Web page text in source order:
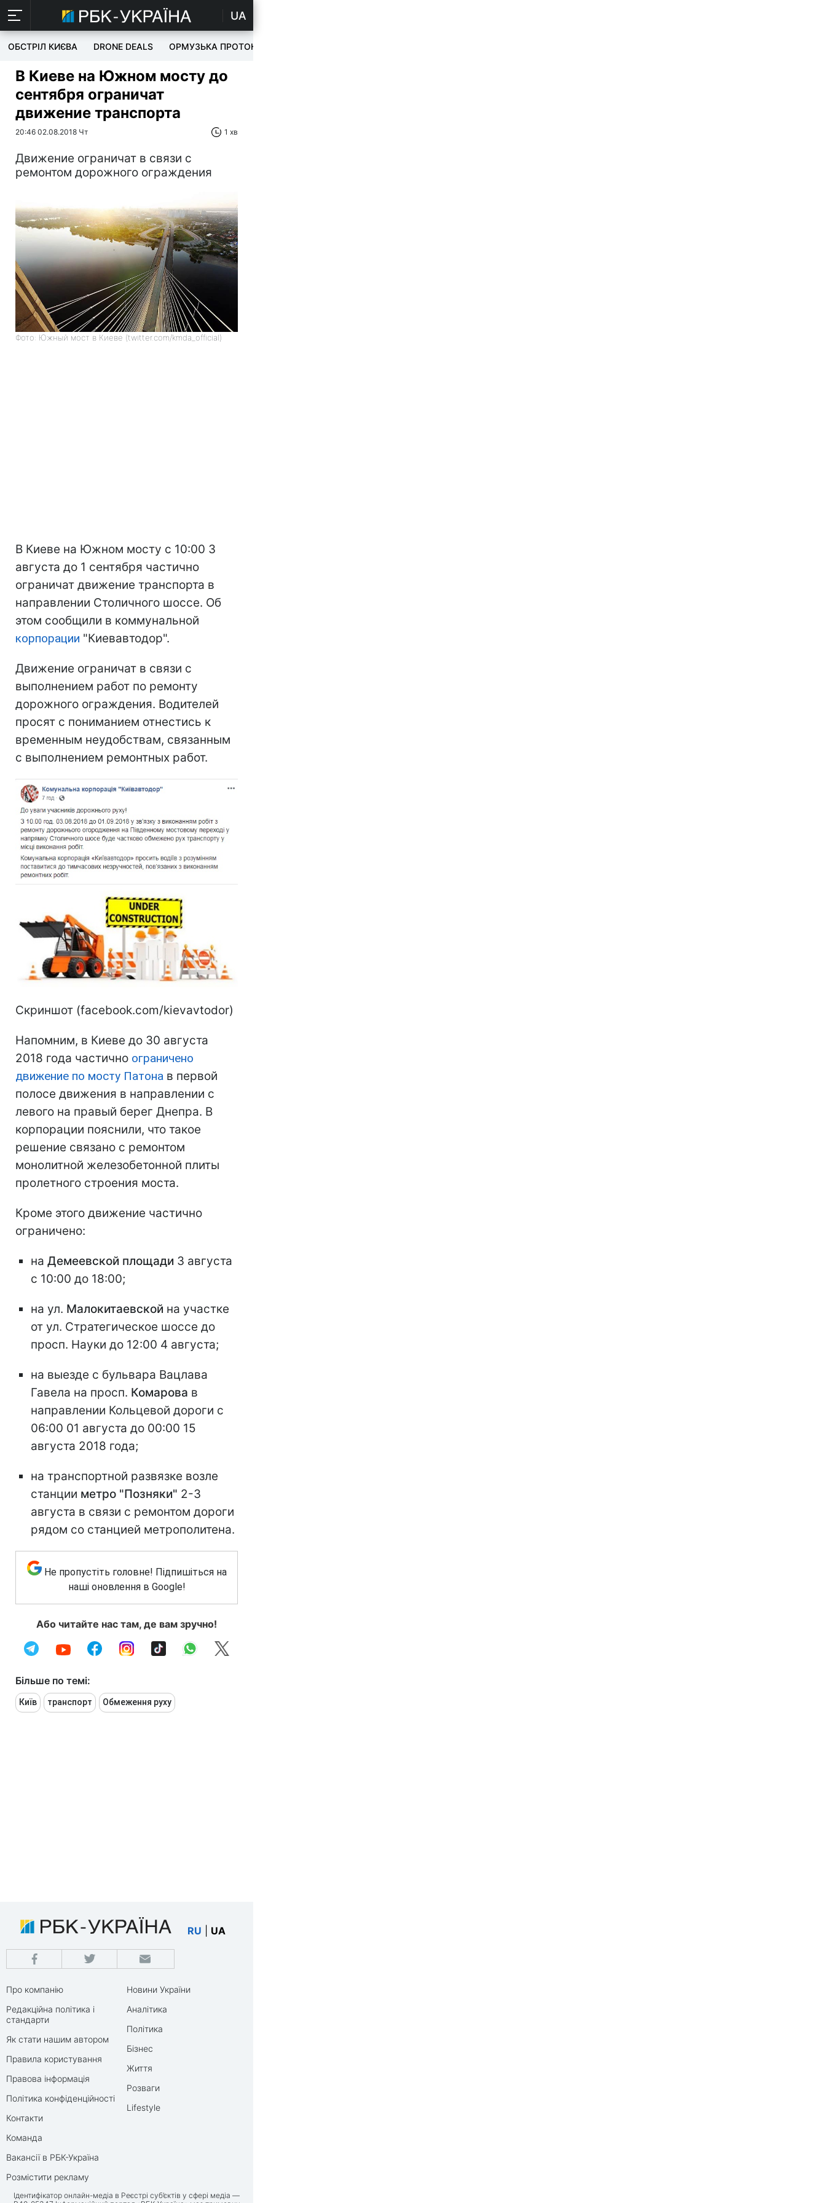
UA
ОБСТРІЛ КИЄВА DRONE DEALS ОРМУЗЬКА ПРОТОКА
В Киеве на Южном мосту до
сентября ограничат
движение транспорта
20:46 02.08.2018 Чт 1 хв
Движение ограничат в связи с
ремонтом дорожного ограждения
Фото: Южный мост в Киеве (twitter.com/kmda_official)
В Киеве на Южном мосту с 10:00 3
августа до 1 сентября частично
ограничат движение транспорта в
направлении Столичного шоссе. Об
этом сообщили в коммунальной
корпорации "Киевавтодор".
Движение ограничат в связи с
выполнением работ по ремонту
дорожного ограждения. Водителей
просят с пониманием отнестись к
временным неудобствам, связанным
с выполнением ремонтных работ.
Скриншот (facebook.com/kievavtodor)
Напомним, в Киеве до 30 августа
2018 года частично ограничено
движение по мосту Патона в первой
полосе движения в направлении с
левого на правый берег Днепра. В
корпорации пояснили, что такое
решение связано с ремонтом
монолитной железобетонной плиты
пролетного строения моста.
Кроме этого движение частично
ограничено:
на Демеевской площади 3 августа
с 10:00 до 18:00;
на ул. Малокитаевской на участке
от ул. Стратегическое шоссе до
просп. Науки до 12:00 4 августа;
на выезде с бульвара Вацлава
Гавела на просп. Комарова в
направлении Кольцевой дороги с
06:00 01 августа до 00:00 15
августа 2018 года;
на транспортной развязке возле
станции метро "Позняки" 2-3
августа в связи с ремонтом дороги
рядом со станцией метрополитена.
Не пропустіть головне! Підпишіться на
наші оновлення в Google!
Або читайте нас там, де вам зручно!
Більше по темі:
Київ транспорт Обмеження руху
RU UA
Про компанію
Редакційна політика і
стандарти
Як стати нашим автором
Правила користування
Правова інформація
Політика конфіденційності
Контакти
Команда
Вакансії в РБК-Україна
Розмістити рекламу
Новини України
Аналітика
Політика
Бізнес
Життя
Розваги
Lifestyle
Ідентифікатор онлайн-медіа в Реєстрі суб’єктів у сфері медіа —